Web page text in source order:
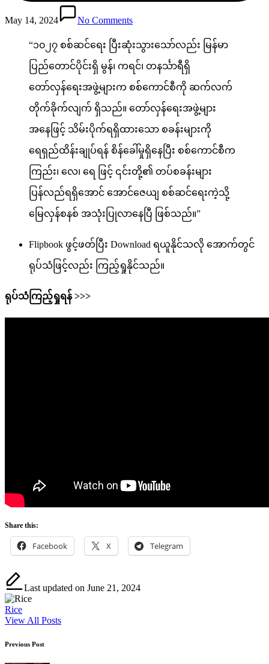
May 14, 2024 No Comments
“၁၀၂၇ စစ်ဆင်ရေး ပြီးဆုံးသွားသော်လည်း မြန်မာ
ပြည်တောင်ပိုင်းရှိ မွန်၊ ကရင်၊ တနင်္သာရီရှိ
တော်လှန်ရေးအဖွဲ့များက စစ်ကောင်စီကို ဆက်လက်
တိုက်ခိုက်လျက် ရှိသည်။ တော်လှန်ရေးအဖွဲ့များ
အနေဖြင့် သိမ်းပိုက်ရရှိထားသော စခန်းများကို
ရေရှည်ထိန်းချုပ်ရန် စိန်ခေါ်မှုရှိနေပြီး စစ်ကောင်စီက
ကြည်း၊ လေ၊ ရေ ဖြင့် ၎င်းတို့၏ တပ်စခန်းများ
ပြန်လည်ရရှိအောင် အောင်ဇေယျ စစ်ဆင်ရေးကဲ့သို့
မြေလှန်စနစ် အသုံးပြုလာနေပြီ ဖြစ်သည်။”
Flipbook ဖွင့်ဖတ်ပြီး ‌Download ရယူနိုင်သလို အောက်တွင်
ရုပ်သံဖြင့်လည်း ကြည့်ရှုနိုင်သည်။
ရုပ်သံကြည့်ရှုရန် >>>
Share this:
Facebook X Telegram
Last updated on June 21, 2024
Rice
View All Posts
Post
Previous Post